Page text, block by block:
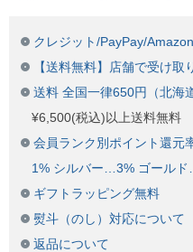
クレジット/PayPay/
【送料無料】店舗で受け取
送料 全国一律650円（北海
¥6,500(税込)以上送料無料
会員ランク別ポイント還元
1% シルバー…3% ゴール
ギフトラッピング無料
熨斗（のし）対応について
返品について